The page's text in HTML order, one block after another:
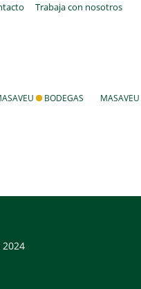
Trabaja con nosotros
BODEGAS